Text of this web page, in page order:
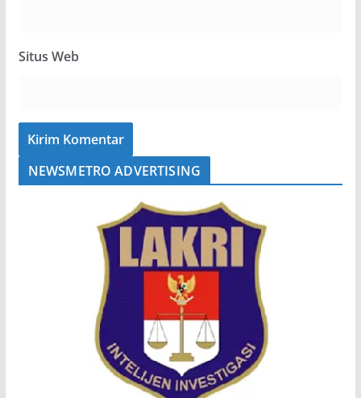
Situs Web
NEWSMETRO ADVERTISING